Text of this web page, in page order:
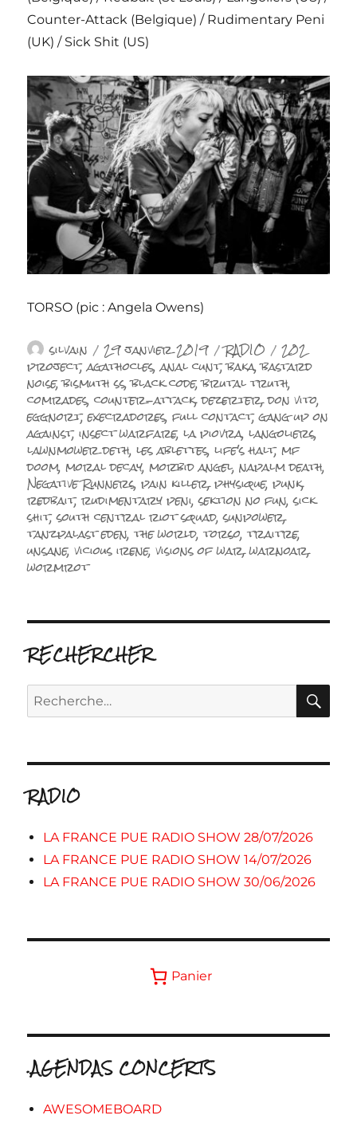
Counter-Attack (Belgique) / Rudimentary Peni
(UK) / Sick Shit (US)
TORSO (pic : Angela Owens)
Auteur
silvain Publié
le
29 janvier 2019 Catégories
RADIO Étiquettes
202
project,agathocles,anal cunt,baka,bastard
noise,bismuth ss,black code,brutal truth,
comrades,counter-attack,dezerter,don vito,
eggnort,execradores,full contact,gang up on
against,insect warfare,la piovra,langoliers,
lawnmower deth,les ablettes,life's halt,mf
doom,moral decay,morbid angel,napalm death,
Negative Runners,pain killer,physique,punk,
redbait,rudimentary peni,sektion no fun,sick
shit,south central riot squad,sunpower,
tanzpalast eden,the world,torso,traitre,
unsane,vicious irene,visions of war,warnoar,
wormrot
RECHERCHER
Recherche
pour :
RADIO
LA FRANCE PUE RADIO SHOW 28/07/2026
LA FRANCE PUE RADIO SHOW 14/07/2026
LA FRANCE PUE RADIO SHOW 30/06/2026
Panier
.AGENDAS CONCERTS
AWESOMEBOARD